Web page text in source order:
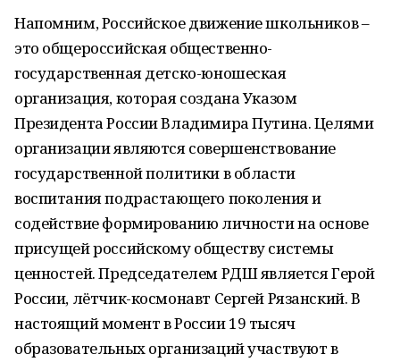
Напомним, Российское движение школьников –
это общероссийская общественно-
государственная детско-юношеская
организация, которая создана Указом
Президента России Владимира Путина. Целями
организации являются совершенствование
государственной политики в области
воспитания подрастающего поколения и
содействие формированию личности на основе
присущей российскому обществу системы
ценностей. Председателем РДШ является Герой
России, лётчик-космонавт Сергей Рязанский. В
настоящий момент в России 19 тысяч
образовательных организаций участвуют в